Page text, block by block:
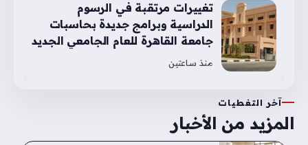
تغييرات مرتقبة في الرسوم
الدراسية وبرامج جديدة بحاسبات
جامعة القاهرة للعام الجامعي الجديد
منذ ساعتين
آخر التغطيات
المزيد من الأخبار